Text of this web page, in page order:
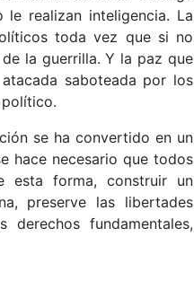
realizan inteligencia. La
toda vez que si no
la guerrilla. Y la paz que
saboteada por los
se ha convertido en un
hace necesario que todos
esta forma, construir un
preserve las libertades
fundamentales,